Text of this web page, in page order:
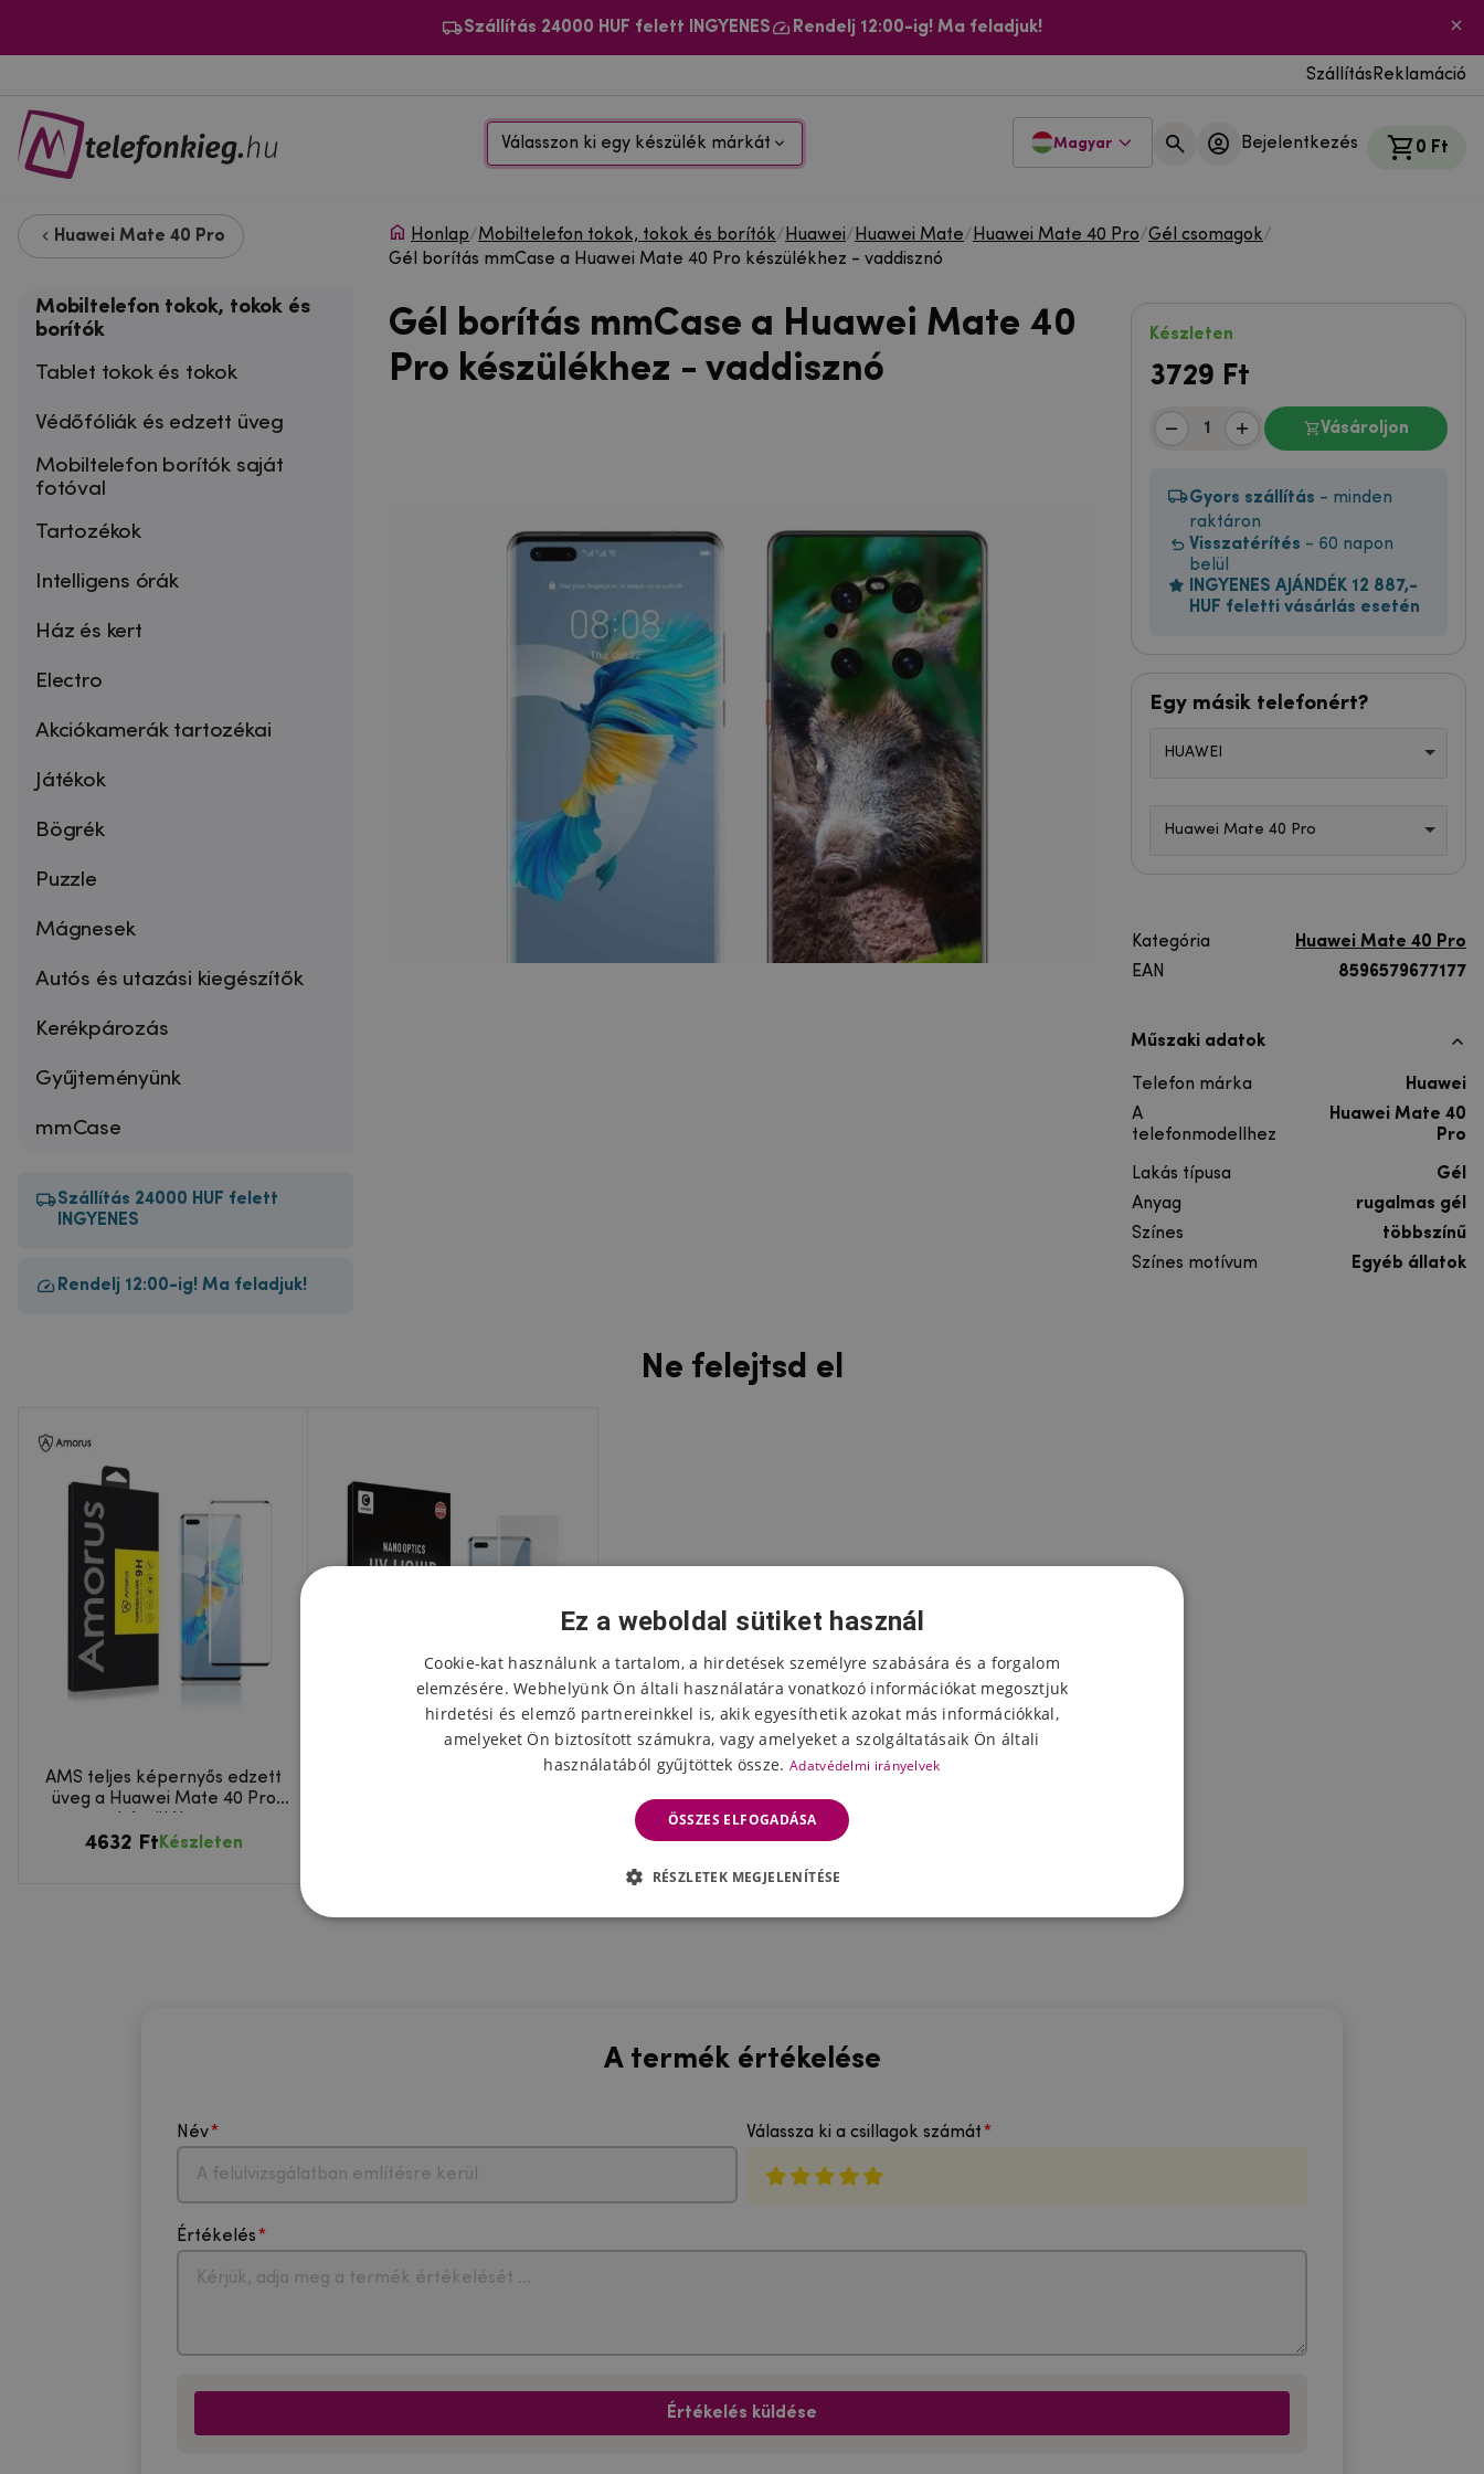
Szállítás 24000 HUF felett INGYENES Rendelj 12:00-ig! Ma feladjuk!
Szállítás Reklamáció
Válasszon ki egy készülék márkát Magyar Bejelentkezés 0 Ft
Huawei Mate 40 Pro
Mobiltelefon tokok, tokok és
borítók
Tablet tokok és tokok
Védőfóliák és edzett üveg
Mobiltelefon borítók saját
fotóval
Tartozékok
Intelligens órák
Ház és kert
Electro
Akciókamerák tartozékai
Játékok
Bögrék
Puzzle
Mágnesek
Autós és utazási kiegészítők
Kerékpározás
Gyűjteményünk
mmCase
Szállítás 24000 HUF felett
INGYENES
Rendelj 12:00-ig! Ma feladjuk!
Honlap/Mobiltelefon tokok, tokok és borítók/ Huawei/ Huawei Mate/ Huawei Mate 40 Pro/Gél csomagok/
Gél borítás mmCase a Huawei Mate 40 Pro készülékhez - vaddisznó
Gél borítás mmCase a Huawei Mate 40
Pro készülékhez - vaddisznó
Készleten
3729 Ft
Vásároljon
Gyors szállítás - minden
raktáron
Visszatérítés - 60 napon
belül
INGYENES AJÁNDÉK 12 887,-
HUF feletti vásárlás esetén
Egy másik telefonért?
HUAWEI
Huawei Mate 40 Pro
Kategória
Huawei Mate 40 Pro
EAN
8596579677177
Műszaki adatok
Telefon márka
Huawei
A
telefonmodellhez
Huawei Mate 40
Pro
Lakás típusa
Gél
Anyag
rugalmas gél
Színes
többszínű
Színes motívum
Egyéb állatok
Ne felejtsd el
AMS teljes képernyős edzett
üveg a Huawei Mate 40 Pro
4632 Ft Készleten
A termék értékelése
Név Válassza ki a csillagok számát
Értékelés
Értékelés küldése
Ez a weboldal sütiket használ
Cookie-kat használunk a tartalom, a hirdetések személyre szabására és a forgalom
elemzésére. Webhelyünk Ön általi használatára vonatkozó információkat megosztjuk
hirdetési és elemző partnereinkkel is, akik egyesíthetik azokat más információkkal,
amelyeket Ön biztosított számukra, vagy amelyeket a szolgáltatásaik Ön általi
használatából gyűjtöttek össze. Adatvédelmi irányelvek
ÖSSZES ELFOGADÁSA
RÉSZLETEK MEGJELENÍTÉSE